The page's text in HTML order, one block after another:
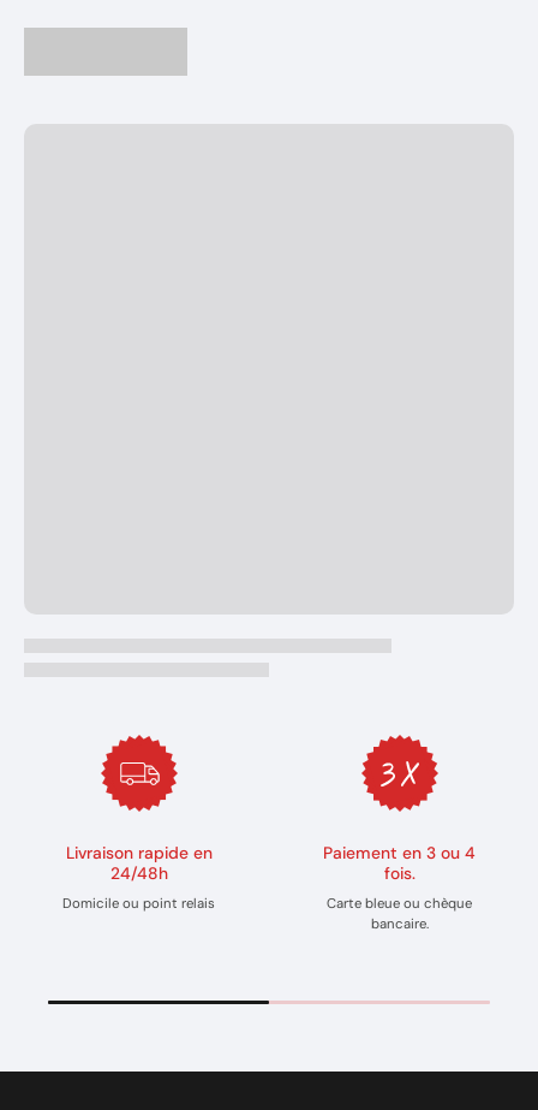
Livraison rapide en
24/48h
Domicile ou point relais
Paiement en 3 ou 4
fois.
Carte bleue ou chèque
bancaire.